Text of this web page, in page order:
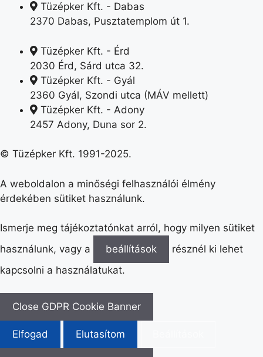
Tüzépker Kft. - Dabas
2370 Dabas, Pusztatemplom út 1.
Tüzépker Kft. - Érd
2030 Érd, Sárd utca 32.
Tüzépker Kft. - Gyál
2360 Gyál, Szondi utca (MÁV mellett)
Tüzépker Kft. - Adony
2457 Adony, Duna sor 2.
© Tüzépker Kft. 1991-2025.
A weboldalon a minőségi felhasználói élmény
érdekében sütiket használunk.
Ismerje meg tájékoztatónkat arról, hogy milyen sütiket
használunk, vagy a
beállítások
résznél ki lehet
kapcsolni a használatukat.
Close GDPR Cookie Banner
Elfogad Elutasítom